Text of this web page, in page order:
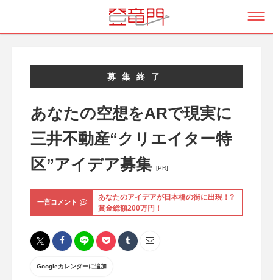
募集終了
あなたの空想をARで現実に
三井不動産“クリエイター特
区”アイデア募集
[PR]
一言コメント
あなたのアイデアが日本橋の街に出現！?
賞金総額200万円！
Googleカレンダーに追加